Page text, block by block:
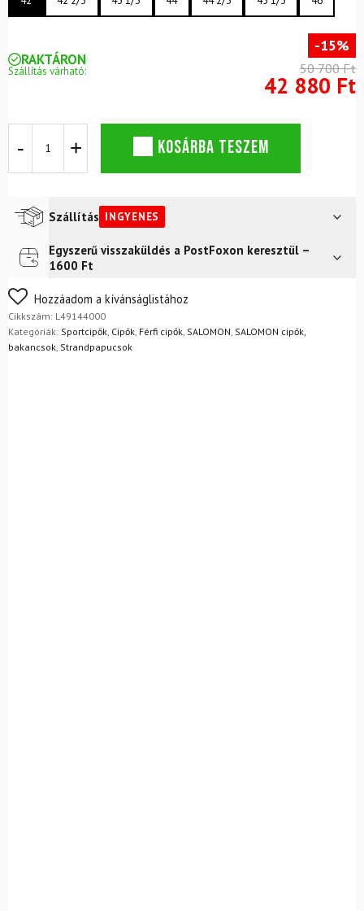
RAKTÁRON
Szállítás várható:
-15%
50 700 Ft
42 880 Ft
SALOMON
mennyiség
KOSÁRBA TESZEM
Szállítás INGYENES
Futár a címreIngyenes
FoxPost
Egyszerű visszaküldés a PostFoxon keresztül –
1600 Ft
Nem biztos a választásában? Semmi gond – a terméket
egyszerűen visszaküldheti 14 napon belül, indoklás nélkül.
Mik a visszaküldés feltételei?
Hozzáadom a kívánságlistához
Cikkszám: L49144000
Kategóriák: Sportcipők Cipők Férfi cipők SALOMON SALOMON cipők,
bakancsok Strandpapucsok